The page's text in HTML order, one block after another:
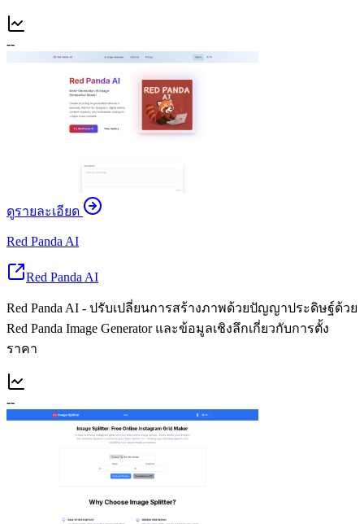
--
ดูรายละเอียด
Red Panda AI
Red Panda AI
Red Panda AI - ปรับเปลี่ยนการสร้างภาพด้วยปัญญาประดิษฐ์ด้วย
Red Panda Image Generator และข้อมูลเชิงลึกเกี่ยวกับการตั้ง
ราคา
--